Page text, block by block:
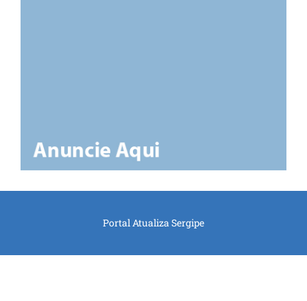
Portal Atualiza Sergipe